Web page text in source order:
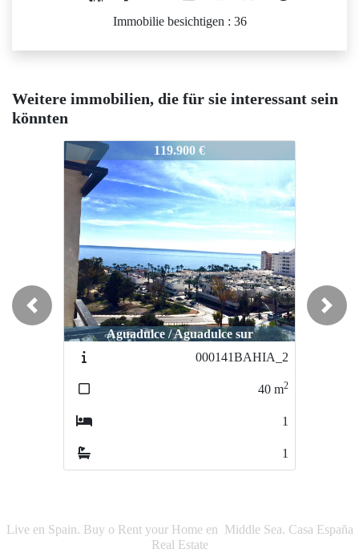
Immobilie besichtigen : 36
Weitere immobilien, die für sie interessant sein
könnten
2304-Menorca
119.900 €
Aguadulce / Aguadulce sur
000141BAHIA_2
2
2304-Menorca
Aguadulce / Aguadulce sur
2309-Palmeral
Previous Next
Live en Spain. Buy o Rent your Home en Middle Sea. Casa España
Real Estate